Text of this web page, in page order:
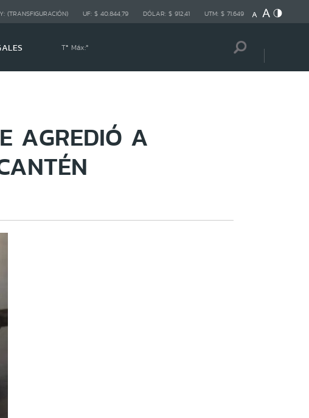
(TRANSFIGURACIÓN) UF: $ 40.844,79 DÓLAR: $ 912,41 UTM: $ 71.649
Tª Máx:º
AGREDIÓ A